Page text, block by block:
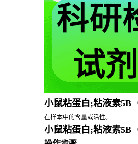
小鼠粘蛋白;粘液素5B
在样本中的含量或活性。
小鼠粘蛋白;粘液素5B